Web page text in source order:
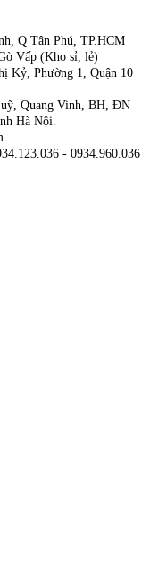
Q Tân Phú, TP.HCM
Vấp (Kho sỉ, lẻ)
Kỷ, Phường 1, Quận 10
Quang Vinh, BH, ĐN
Hà Nội.
- 0934.960.036